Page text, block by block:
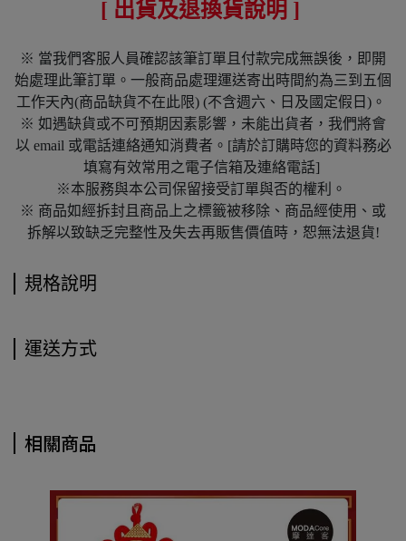
[ 出貨及退換貨說明 ]
※ 當我們客服人員確認該筆訂單且付款完成無誤後，即開
始處理此筆訂單。一般商品處理運送寄出時間約為三到五個
工作天內(商品缺貨不在此限) (不含週六、日及國定假日)。
※ 如遇缺貨或不可預期因素影響，未能出貨者，我們將會
以 email 或電話連絡通知消費者。[請於訂購時您的資料務必
填寫有效常用之電子信箱及連絡電話]
※本服務與本公司保留接受訂單與否的權利。
※ 商品如經拆封且商品上之標籤被移除、商品經使用、或
拆解以致缺乏完整性及失去再販售價值時，恕無法退貨!
規格說明
運送方式
相關商品